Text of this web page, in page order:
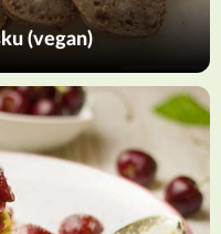
(vegan)